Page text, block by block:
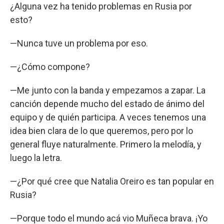
¿Alguna vez ha tenido problemas en Rusia por
esto?
—Nunca tuve un problema por eso.
—¿Cómo compone?
—Me junto con la banda y empezamos a zapar. La
canción depende mucho del estado de ánimo del
equipo y de quién participa. A veces tenemos una
idea bien clara de lo que queremos, pero por lo
general fluye naturalmente. Primero la melodía, y
luego la letra.
—¿Por qué cree que Natalia Oreiro es tan popular en
Rusia?
—Porque todo el mundo acá vio Muñeca brava. ¡Yo